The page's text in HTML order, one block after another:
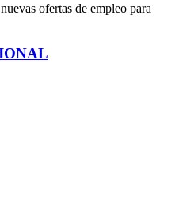
ofertas de empleo para